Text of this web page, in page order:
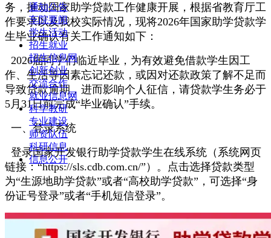
通知公告
车院要闻
学生活动
招生就业
招生信息网
创新创业
交流合作
就业信息网
科学教研
专业建设
师资队伍
科研信息
信息公开
务，推动国家助学贷款工作健康开展，根据省教育厅工
作要求以及我校实际情况，现将2026年国家助学贷款学
生毕业确认有关工作通知如下：
2026届同学们临近毕业，为有效避免借款学生因工
作、生活等因素忘记还款，或因对还款政策了解不足而
导致贷款逾期，进而影响个人征信，请贷款学生务必于
5月31日前完成“毕业确认”手续。
一、登录系统
登录国家开发银行助学贷款学生在线系统（系统网页
链接：“https://sls.cdb.com.cn/”）。点击选择贷款类型
为“生源地助学贷款”或者“高校助学贷款”，可选择“身
份证号登录”或者“手机短信登录”。